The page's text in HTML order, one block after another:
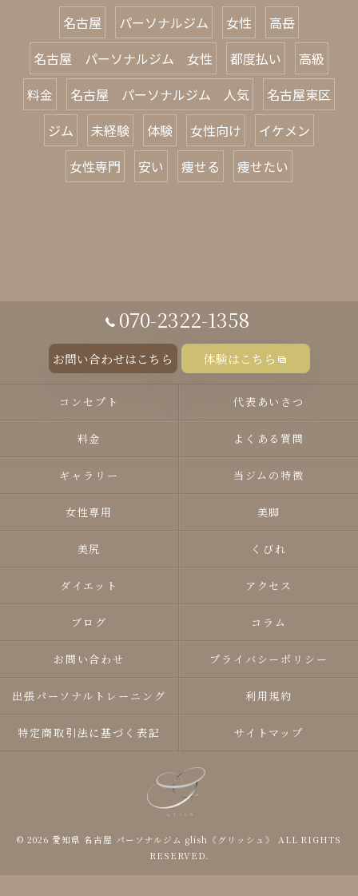
名古屋 パーソナルジム 女性
高岳
名古屋 パーソナルジム 女性
都度払い
高級
料金
名古屋 パーソナルジム 人気
名古屋東区
ジム
未経験 体験 女性向け
イケメン
女性専門
安い 痩せる 痩せたい
070-2322-1358
お問い合わせはこちら 体験はこちら
コンセプト 代表あいさつ
料金 よくある質問
ギャラリー 当ジムの特徴
女性専用 美脚
美尻 くびれ
ダイエット アクセス
ブログ コラム
お問い合わせ プライバシーポリシー
出張パーソナルトレーニング 利用規約
特定商取引法に基づく表記 サイトマップ
© 2026 愛知県 名古屋 パーソナルジム glish《グリッシュ》 ALL RIGHTS
RESERVED.